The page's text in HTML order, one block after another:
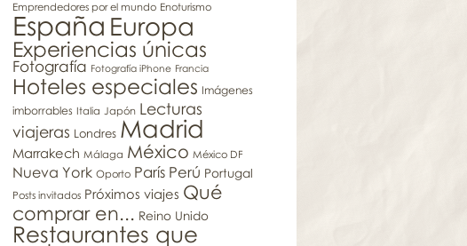
Emprendedores por el mundo Enoturismo
España Europa
Experiencias únicas
Fotografía Fotografía iPhone Francia
Hoteles especiales Imágenes
imborrables Italia Japón Lecturas
viajeras Londres Madrid
Marrakech Málaga México México DF
Nueva York Oporto París Perú Portugal
Posts invitados Próximos viajes Qué
comprar en... Reino Unido
Restaurantes que